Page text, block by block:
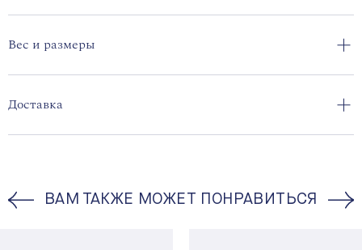
Вес и размеры
Доставка
ВАМ ТАКЖЕ МОЖЕТ ПОНРАВИТЬСЯ